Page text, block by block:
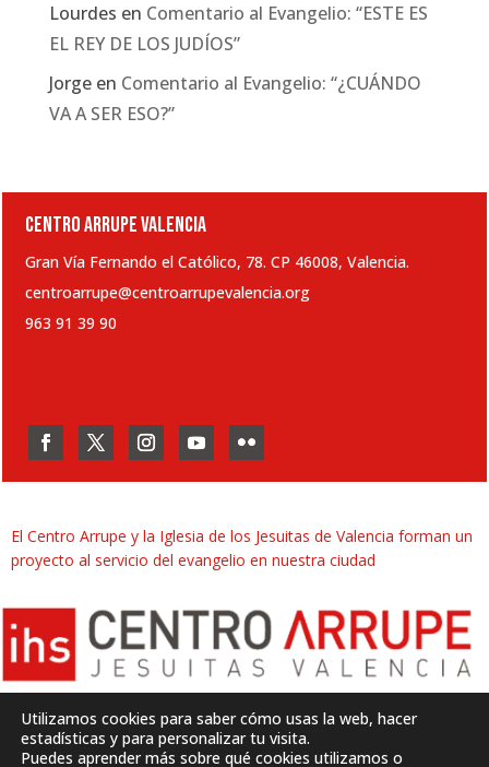
Lourdes en Comentario al Evangelio: “ESTE ES
EL REY DE LOS JUDÍOS”
Jorgeen Comentario al Evangelio: “¿CUÁNDO
VA A SER ESO?”
CENTRO ARRUPE VALENCIA
Gran Vía Fernando el Católico, 78. CP 46008, Valencia.
centroarrupe@centroarrupevalencia.org
963 91 39 90
El Centro Arrupe y la Iglesia de los Jesuitas de Valencia forman un
proyecto al servicio del evangelio en nuestra ciudad
Utilizamos cookies para saber cómo usas la web, hacer
estadísticas y para personalizar tu visita.
Puedes aprender más sobre qué cookies utilizamos o